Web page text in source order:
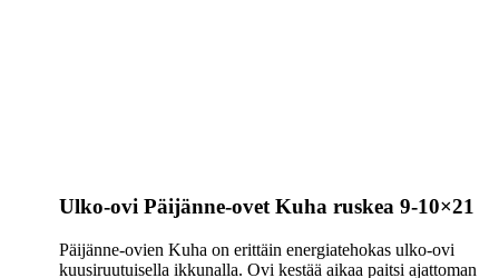
Ulko-ovi Päijänne-ovet Kuha ruskea 9-10×21
Päijänne-ovien Kuha on erittäin energiatehokas ulko-ovi
kuusiruutuisella ikkunalla. Ovi kestää aikaa paitsi ajattoman